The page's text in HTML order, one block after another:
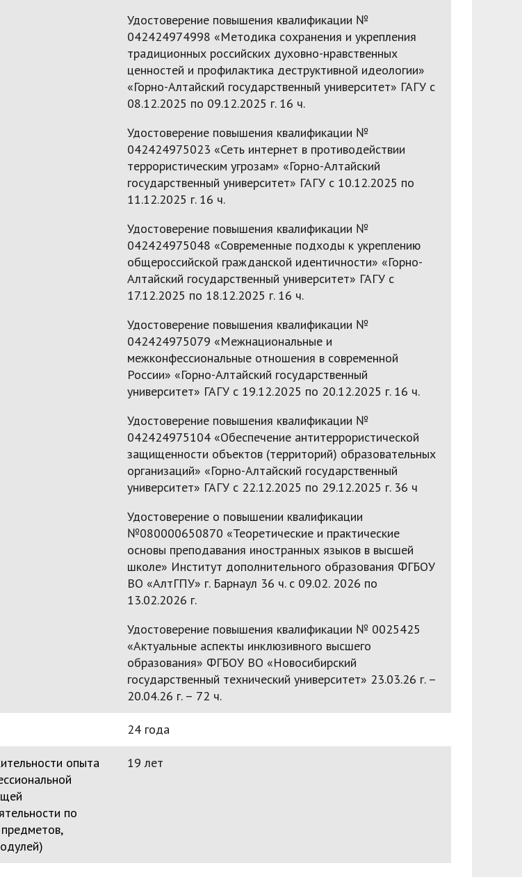
Удостоверение повышения квалификации №
042424974998 «Методика сохранения и укрепления
традиционных российских духовно-нравственных
ценностей и профилактика деструктивной идеологии»
«Горно-Алтайский государственный университет» ГАГУ с
08.12.2025 по 09.12.2025 г. 16 ч.
Удостоверение повышения квалификации №
042424975023 «Сеть интернет в противодействии
террористическим угрозам» «Горно-Алтайский
государственный университет» ГАГУ с 10.12.2025 по
11.12.2025 г. 16 ч.
Удостоверение повышения квалификации №
042424975048 «Современные подходы к укреплению
общероссийской гражданской идентичности» «Горно-
Алтайский государственный университет» ГАГУ с
17.12.2025 по 18.12.2025 г. 16 ч.
Удостоверение повышения квалификации №
042424975079 «Межнациональные и
межконфессиональные отношения в современной
России» «Горно-Алтайский государственный
университет» ГАГУ с 19.12.2025 по 20.12.2025 г. 16 ч.
Удостоверение повышения квалификации №
042424975104 «Обеспечение антитеррористической
защищенности объектов (территорий) образовательных
организаций» «Горно-Алтайский государственный
университет» ГАГУ с 22.12.2025 по 29.12.2025 г. 36 ч
Удостоверение о повышении квалификации
№080000650870 «Теоретические и практические
основы преподавания иностранных языков в высшей
школе» Институт дополнительного образования ФГБОУ
ВО «АлтГПУ» г. Барнаул 36 ч. с 09.02. 2026 по
13.02.2026 г.
Удостоверение повышения квалификации № 0025425
«Актуальные аспекты инклюзивного высшего
образования» ФГБОУ ВО «Новосибирский
государственный технический университет» 23.03.26 г. –
20.04.26 г. – 72 ч.
24 года
опыта
по
19 лет